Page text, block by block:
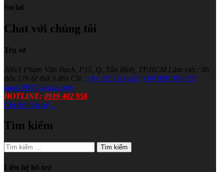
Social
Chat với chúng tôi
Trụ sở
306/1 Phạm Văn Bạch, P15, Q. Tân Bình, TP.HCM Làm viêc: 8h
đến 17h từ thứ 3 đến CN. +84 985 084 089 +84 888 084 089
diaoc084@gmail.com
HOTLINE: 0919 402 958
Chi tiết liên hệ...
Tìm kiếm
Tìm
kiếm
cho:
Liên hệ hổ trợ